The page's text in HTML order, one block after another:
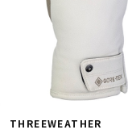
THREEWEATHER